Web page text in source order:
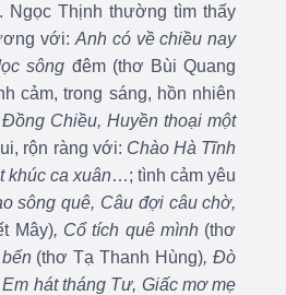
Ngọc Thịnh thường tìm thấy
với: Anh có về chiều nay
sông đêm (thơ Bùi Quang
cảm, trong sáng, hồn nhiên
Chiều, Huyền thoại một
rộn ràng với: Chào Hà Tĩnh
khúc ca xuân…; tình cảm yêu
sông quê, Câu đợi câu chờ,
Mây), Cổ tích quê mình (thơ
(thơ Tạ Thanh Hùng), Đò
Em hát tháng Tư, Giấc mơ mẹ